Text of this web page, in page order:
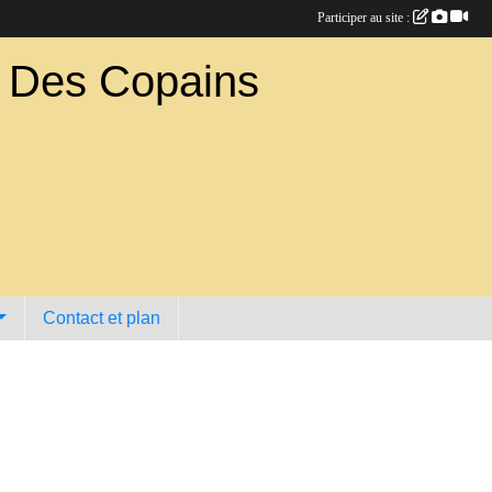
Copains
Contact et plan
Participer au site :